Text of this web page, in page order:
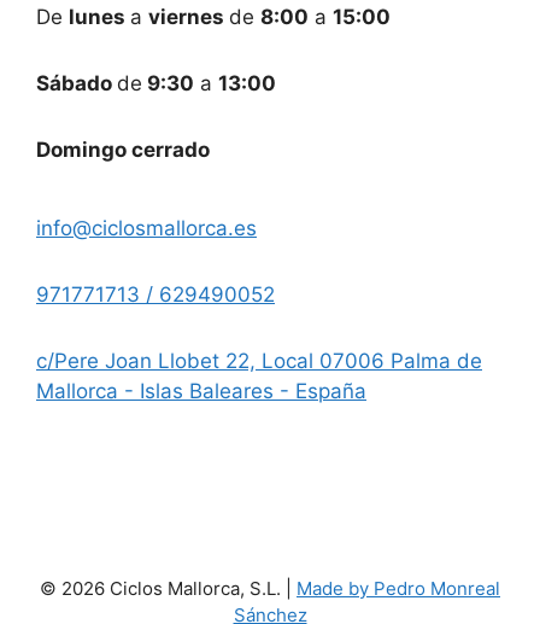
De lunes a viernes de 8:00 a 15:00
Sábado de 9:30 a 13:00
Domingo cerrado
info@ciclosmallorca.es
971771713 / 629490052
c/Pere Joan Llobet 22, Local 07006 Palma de
Mallorca - Islas Baleares - España
© 2026 Ciclos Mallorca, S.L. | Made by Pedro Monreal
Sánchez